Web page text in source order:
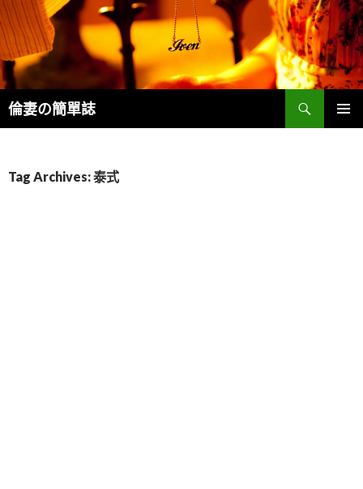
倫妻の簡單誌
Search
Tag Archives: 泰式